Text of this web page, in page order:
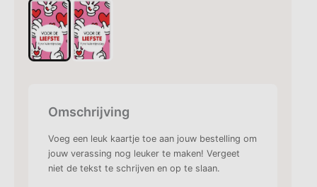
Omschrijving
Voeg een leuk kaartje toe aan jouw bestelling om
jouw verassing nog leuker te maken! Vergeet
niet de tekst te schrijven en op te slaan.